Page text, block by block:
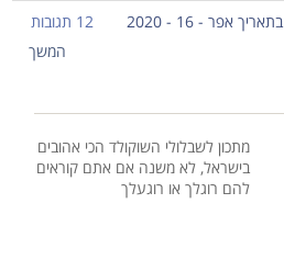
בתאריך אפר - 16 - 2020
12 תגובות
המשך
מתכון לשבלולי השוקולד הכי אהובים
בישראל, לא משנה אם אתם קוראים
להם רוגלך או רוגעלך